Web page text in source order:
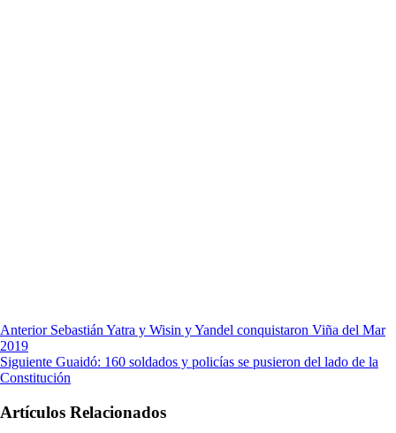
Anterior Sebastián Yatra y Wisin y Yandel conquistaron Viña del Mar
2019
Siguiente Guaidó: 160 soldados y policías se pusieron del lado de la
Constitución
Artículos Relacionados